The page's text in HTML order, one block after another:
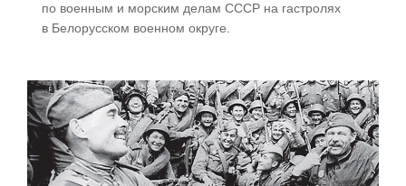
по военным и морским делам СССР на гастролях
в Белорусском военном округе.